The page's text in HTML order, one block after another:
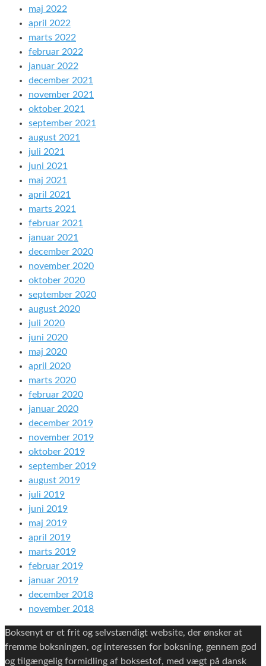
maj 2022
april 2022
marts 2022
februar 2022
januar 2022
december 2021
november 2021
oktober 2021
september 2021
august 2021
juli 2021
juni 2021
maj 2021
april 2021
marts 2021
februar 2021
januar 2021
december 2020
november 2020
oktober 2020
september 2020
august 2020
juli 2020
juni 2020
maj 2020
april 2020
marts 2020
februar 2020
januar 2020
december 2019
november 2019
oktober 2019
september 2019
august 2019
juli 2019
juni 2019
maj 2019
april 2019
marts 2019
februar 2019
januar 2019
december 2018
november 2018
Boksenyt er et frit og selvstændigt website, der ønsker at
fremme boksningen, og interessen for boksning, gennem god
og tilgængelig formidling af boksestof, med vægt på dansk